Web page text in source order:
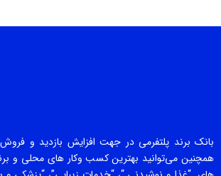
بانک برند پلتفرمی در جهت افزایش بازدید و
همچنین می‌توانید بهترین کسب وکار های محلی و